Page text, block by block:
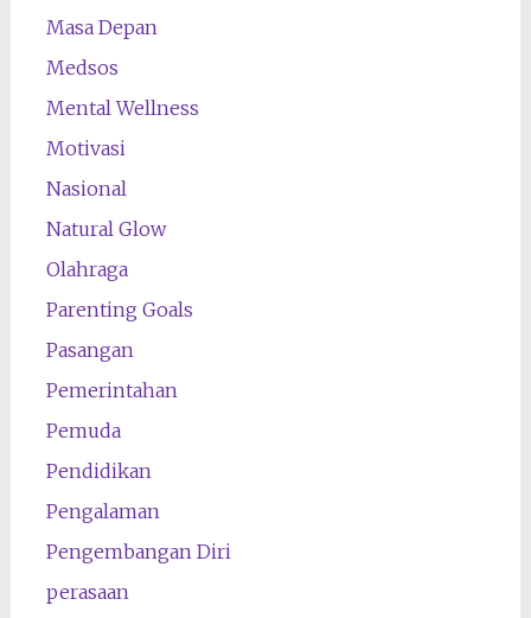
Masa Depan
Medsos
Mental Wellness
Motivasi
Nasional
Natural Glow
Olahraga
Parenting Goals
Pasangan
Pemerintahan
Pemuda
Pendidikan
Pengalaman
Pengembangan Diri
perasaan